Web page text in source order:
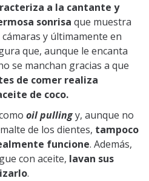
a la cantante y
sonrisa que muestra
y últimamente en
que, aunque le encanta
se manchan gracias a que
de comer realiza
de coco.
oil pullingy, aunque no
de los dientes, tampoco
funcione. Además,
con aceite, lavan sus
.